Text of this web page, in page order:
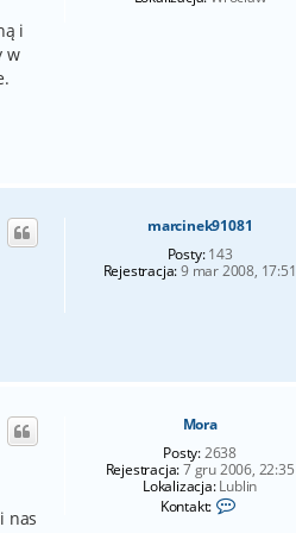
i
w
marcinek91081
Posty:143
Rejestracja:9 mar 2008, 17:51
Mora
Posty:2638
Rejestracja:7 gru 2006, 22:35
Lokalizacja:Lublin
Kontakt:
nas